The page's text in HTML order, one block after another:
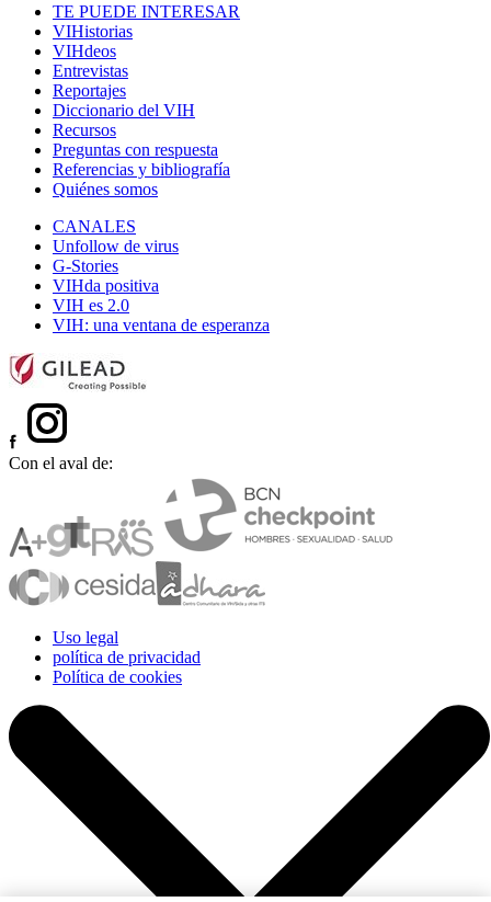
TE PUEDE INTERESAR
VIHistorias
VIHdeos
Entrevistas
Reportajes
Diccionario del VIH
Recursos
Preguntas con respuesta
Referencias y bibliografía
Quiénes somos
CANALES
Unfollow de virus
G-Stories
VIHda positiva
VIH es 2.0
VIH: una ventana de esperanza
Con el aval de:
Uso legal
política de privacidad
Política de cookies